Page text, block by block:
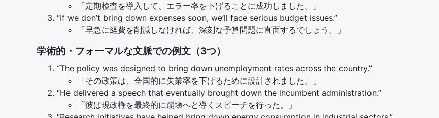
「定期検査を導入して、エラー率を下げることに成功しました。」
“If we don’t bring down expenses soon, we’ll face serious budget issues.”
「早急に経費を削減しなければ、深刻な予算問題に直面するでしょう。」
学術的・フォーマルな文脈での例文（3つ）
“The policy was designed to bring down unemployment rates across the country.”
「その政策は、全国的に失業率を下げるために設計されました。」
“He delivered a speech that eventually brought down the incumbent administration.”
「彼は現政権を最終的に崩壊へと導くスピーチを行った。」